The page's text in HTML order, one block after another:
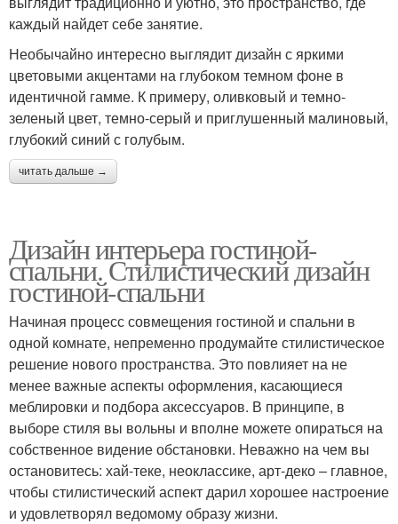
каждый найдет себе занятие.
Необычайно интересно выглядит дизайн с яркими
цветовыми акцентами на глубоком темном фоне в
идентичной гамме. К примеру, оливковый и темно-
зеленый цвет, темно-серый и приглушенный малиновый,
глубокий синий с голубым.
читать дальше →
Дизайн интерьера гостиной-
спальни. Стилистический дизайн
гостиной-спальни
Начиная процесс совмещения гостиной и спальни в
одной комнате, непременно продумайте стилистическое
решение нового пространства. Это повлияет на не
менее важные аспекты оформления, касающиеся
меблировки и подбора аксессуаров. В принципе, в
выборе стиля вы вольны и вполне можете опираться на
собственное видение обстановки. Неважно на чем вы
остановитесь: хай-теке, неоклассике, арт-деко – главное,
чтобы стилистический аспект дарил хорошее настроение
и удовлетворял ведомому образу жизни.